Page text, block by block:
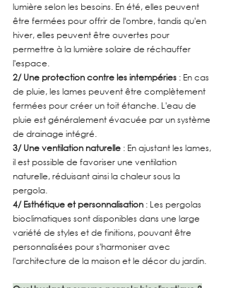
lumière selon les besoins. En été, elles peuvent
être fermées pour offrir de l'ombre, tandis qu'en
hiver, elles peuvent être ouvertes pour
permettre à la lumière solaire de réchauffer
l'espace.
2/ Une protection contre les intempéries : En cas
de pluie, les lames peuvent être complètement
fermées pour créer un toit étanche. L'eau de
pluie est généralement évacuée par un système
de drainage intégré.
3/ Une ventilation naturelle : En ajustant les lames,
il est possible de favoriser une ventilation
naturelle, réduisant ainsi la chaleur sous la
pergola.
4/ Esthétique et personnalisation : Les pergolas
bioclimatiques sont disponibles dans une large
variété de styles et de finitions, pouvant être
personnalisées pour s'harmoniser avec
l'architecture de la maison et le décor du jardin.